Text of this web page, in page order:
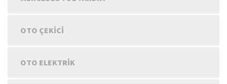
OTO ÇEKICI
OTO ELEKTRIK